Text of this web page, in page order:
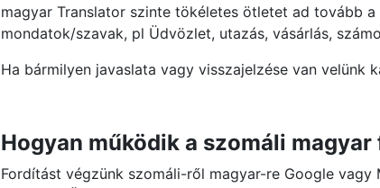
magyar Translator szinte tökéletes ötletet ad tovább
mondatok/szavak, pl Üdvözlet, utazás, vásárlás,
Ha bármilyen javaslata vagy visszajelzése van velünk
Hogyan működik a szomáli
Fordítást végzünk szomáli-ről magyar-re Google